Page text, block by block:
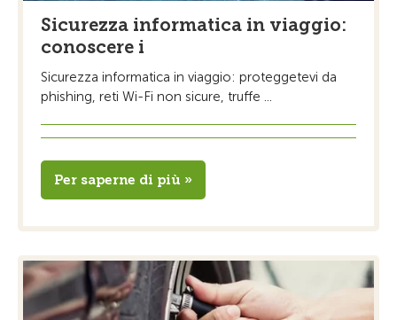
Sicurezza informatica in viaggio:
conoscere i
Sicurezza informatica in viaggio: proteggetevi da
phishing, reti Wi-Fi non sicure, truffe ...
Per saperne di più »